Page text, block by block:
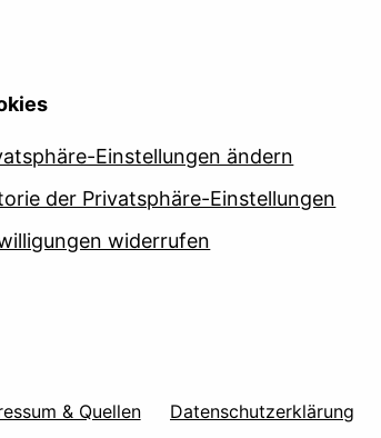
Einstellungen ändern
der Privatsphäre-Einstellungen
widerrufen
& Quellen Datenschutzerklärung